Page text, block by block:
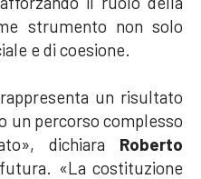
strumento non solo
e di coesione.
un risultato
un percorso complesso
dichiara Roberto
«La costituzione